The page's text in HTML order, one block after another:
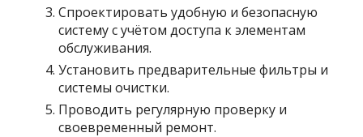
Спроектировать удобную и безопасную
систему с учётом доступа к элементам
обслуживания.
Установить предварительные фильтры и
системы очистки.
Проводить регулярную проверку и
своевременный ремонт.